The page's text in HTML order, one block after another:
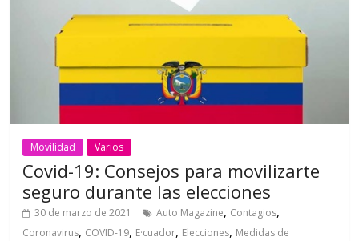
Movilidad Varios
Covid-19: Consejos para movilizarte
seguro durante las elecciones
30 de marzo de 2021 Auto Magazine, Contagios,
Coronavirus, COVID-19, E·cuador, Elecciones, Medidas de